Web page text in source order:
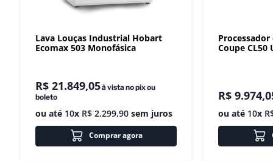
Lava Louças Industrial Hobart
Ecomax 503 Monofásica
R$ 21.849,05à vista no pix ou
boleto
ou até 10x R$ 2.299,90 sem juros
Comprar agora
Coupe CL50
R$ 9.974,
ou até 10x